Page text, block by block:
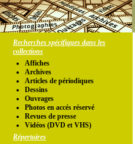
Recherches spécifiques dans les
collections
Affiches
Archives
Articles de périodiques
Dessins
Ouvrages
Photos en accés réservé
Revues de presse
Vidéos (DVD et VHS)
Répertoires